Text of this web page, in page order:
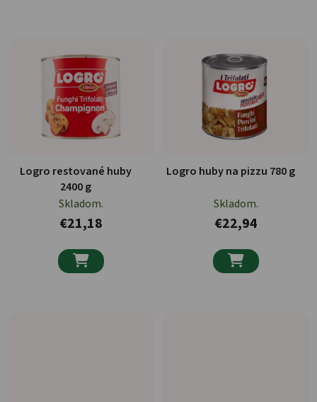
Logro restované huby
2400 g
Skladom.
€21,18

Logro huby na pizzu 780 g
Skladom.
€22,94
